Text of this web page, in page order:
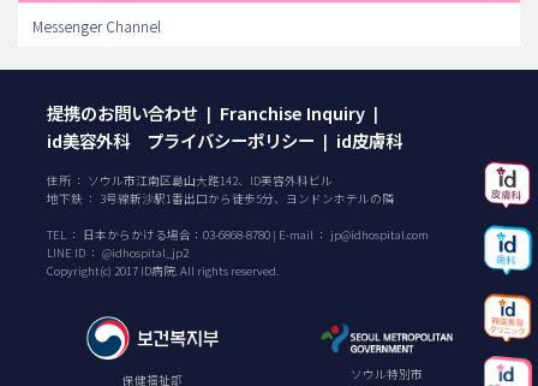
Messenger Channel
提携のお問い合わせ | Franchise Inquiry |
id美容外科 プライバシーポリシー | id皮膚科
住所 ： ソウル市江南区島山大路142、ID美容外科ビル
地下鉄 ： 3号線新沙駅1番出口から徒歩5分、ヨンドンホテルの隣
TEL ： 日本からかける場合： 03-6868-8780 | E-mail ： jp@idhospital.com
LINE ID ： @idhospital_jp2
Copyright(c) 2017 ID病院. All rights reserved.
保健福祉部 ソウル特別市